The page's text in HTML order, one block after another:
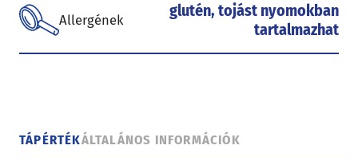
Allergének
glutén, tojást nyomokban
tartalmazhat
TÁPÉRTÉKÁLTALÁNOS INFORMÁCIÓK